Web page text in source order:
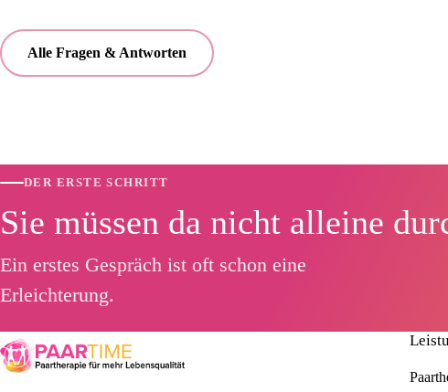
Alle Fragen & Antworten
DER ERSTE SCHRITT
Sie müssen da nicht alleine
Ein erstes Gespräch ist oft schon eine
Erleichterung.